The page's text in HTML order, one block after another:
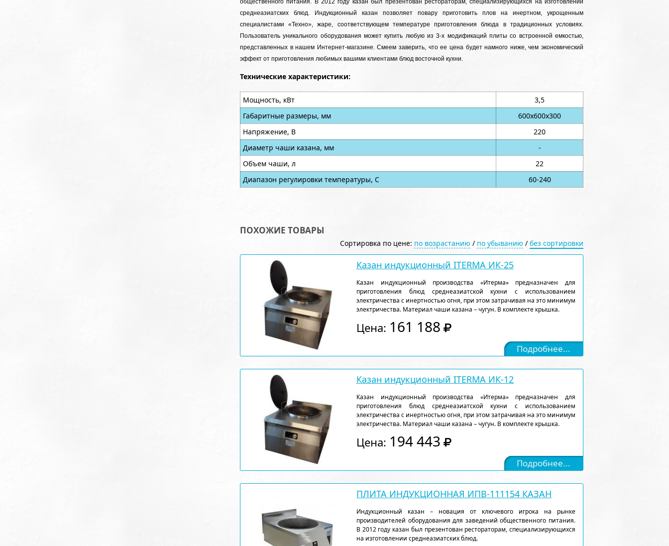
общественного питания. В 2012 году казан был презентован рестораторам, специализирующихся на изготовлении
среднеазиатских блюд. Индукционный казан позволяет повару приготовить плов на инертном, укрощенным
специалистами «Техно», жаре, соответствующем температуре приготовления блюда в традиционных условиях.
Пользователь уникального оборудования может купить любую из 3-х модификаций плиты со встроенной емкостью,
представленных в нашем Интернет-магазине. Смеем заверить, что ее цена будет намного ниже, чем экономический
эффект от приготовления любимых вашими клиентами блюд восточной кухни.
Технические характеристики:
Мощность, кВт
3,5
Габаритные размеры, мм
600х600х300
Напряжение, В
220
Диаметр чаши казана, мм
-
Объем чаши, л
22
Диапазон регулировки температуры, С
60-240
ПОХОЖИЕ ТОВАРЫ
Сортировка по цене: по возрастанию / по убыванию / без сортировки
Казан индукционный ITERMA ИК-25
Казан индукционный производства «Итерма» предназначен для
приготовления блюд среднеазиатской кухни с использованием
электричества с инертностью огня, при этом затрачивая на это минимум
электричества. Материал чаши казана – чугун. В комплекте крышка.
Цена: 161 188
Подробнее...
Казан индукционный ITERMA ИК-12
Казан индукционный производства «Итерма» предназначен для
приготовления блюд среднеазиатской кухни с использованием
электричества с инертностью огня, при этом затрачивая на это минимум
электричества. Материал чаши казана – чугун. В комплекте крышка.
Цена: 194 443
Подробнее...
ПЛИТА ИНДУКЦИОННАЯ ИПВ-111154 КАЗАН
Индукционный казан – новация от ключевого игрока на рынке
производителей оборудования для заведений общественного питания.
В 2012 году казан был презентован рестораторам, специализирующихся
на изготовлении среднеазиатских блюд.